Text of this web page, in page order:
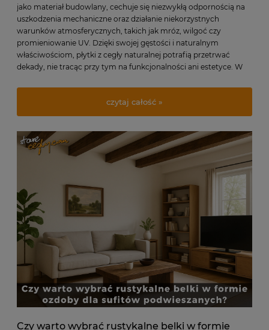
jako materiał budowlany, cechuje się niezwykłą odpornością na
uszkodzenia mechaniczne oraz działanie niekorzystnych
warunków atmosferycznych, takich jak mróz, wilgoć czy
promieniowanie UV. Dzięki swojej gęstości i naturalnym
właściwościom, płytki z cegły naturalnej potrafią przetrwać
dekady, nie tracąc przy tym na funkcjonalności ani estetyce. W
ulegać szybkiemu zużyciu, odbarwieniu czy pękaniu, cegła przez
długi czas zachowuje swoje pierwotne właściwości.
czytaj całość »
Czy warto wybrać rustykalne belki w formie